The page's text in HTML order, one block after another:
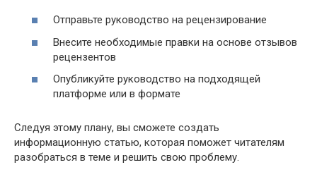
Отправьте руководство на рецензирование
Внесите необходимые правки на основе отзывов
рецензентов
Опубликуйте руководство на подходящей
платформе или в формате
Следуя этому плану, вы сможете создать
информационную статью, которая поможет читателям
разобраться в теме и решить свою проблему.